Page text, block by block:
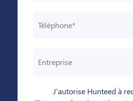
J'autorise Hunteed à